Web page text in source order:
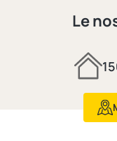
Le